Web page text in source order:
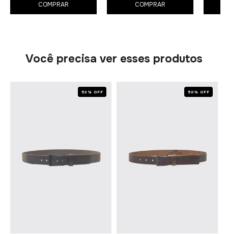
COMPRAR COMPRAR
Você precisa ver esses produtos
53% OFF 50% OFF